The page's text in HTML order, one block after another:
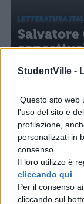
StudentVille -
Questo sito web
l'uso del sito e
profilazione,
personalizzati in
consenso.
Il loro utilizzo è
cliccando qui
Per il consenso
cliccando sul
LETTERATURA
Salvatore
Ermetismo
LETTERATURA
Il percorso
Quasimodo